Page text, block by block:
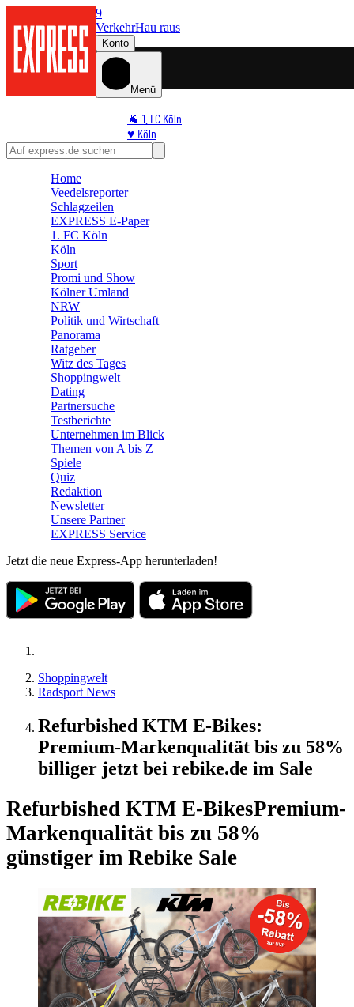
9
VerkehrHau raus
Konto
Menü
🐐 1. FC Köln
♥️ Köln
⭐ Promi
🛒 Shoppingwelt
Home
Veedelsreporter
Schlagzeilen
EXPRESS E-Paper
1. FC Köln
Köln
Sport
Promi und Show
Kölner Umland
NRW
Politik und Wirtschaft
Panorama
Ratgeber
Witz des Tages
Shoppingwelt
Dating
Partnersuche
Testberichte
Unternehmen im Blick
Themen von A bis Z
Spiele
Quiz
Redaktion
Newsletter
Unsere Partner
EXPRESS Service
Jetzt die neue Express-App herunterladen!
Shoppingwelt
Radsport News
Refurbished KTM E-Bikes:
Premium-Markenqualität bis zu 58%
billiger jetzt bei rebike.de im Sale
Refurbished KTM E-BikesPremium-
Markenqualität bis zu 58%
günstiger im Rebike Sale